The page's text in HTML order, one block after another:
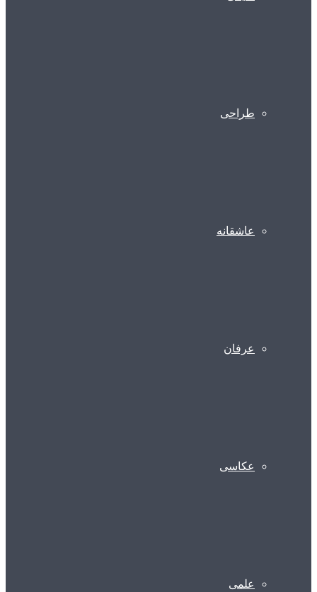
طراحی
عاشقانه
عرفان
عکاسی
علمی